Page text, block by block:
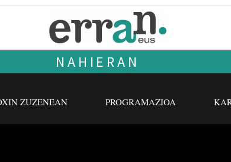
NAHIERAN
ZUZENEAN PROGRAMAZIOA